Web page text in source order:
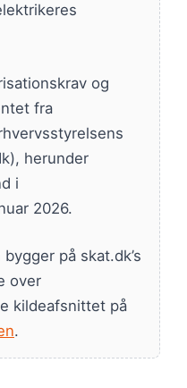
og
fra
herunder
i
2026.
på skat.dk’s
over
kildeafsnittet på
.